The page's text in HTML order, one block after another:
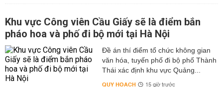
Khu vực Công viên Cầu Giấy sẽ là điểm bắn
pháo hoa và phố đi bộ mới tại Hà Nội
Đề án thí điểm tổ chức không gian
văn hóa, tuyến phố đi bộ phố Thành
Thái xác định khu vực Quảng...